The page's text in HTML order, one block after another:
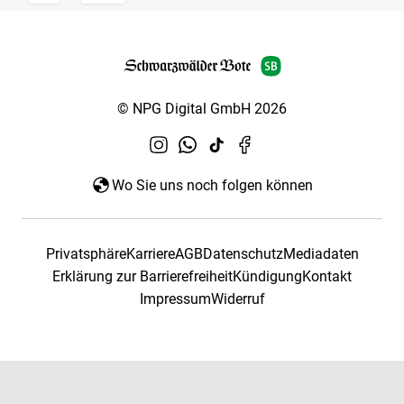
© NPG Digital GmbH 2026
Wo Sie uns noch folgen können
PrivatsphäreKarriereAGBDatenschutzMediadaten
Erklärung zur BarrierefreiheitKündigungKontakt
ImpressumWiderruf